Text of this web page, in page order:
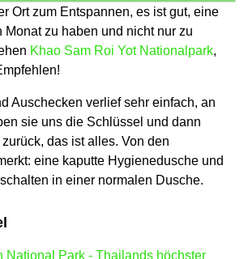
Ort zum Entspannen, es ist gut, eine
Monat zu haben und nicht nur zu
Khao Sam Roi Yot Nationalpark,
Auschecken verlief sehr einfach, an
sie uns die Schlüssel und dann
das ist alles. Von den
eine kaputte Hygienedusche und
in einer normalen Dusche.
National Park - Thailands höchster